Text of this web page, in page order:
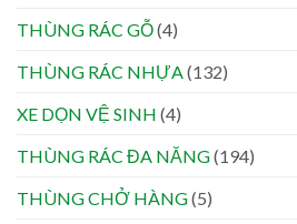
THÙNG RÁC GỖ(4)
THÙNG RÁC NHỰA(132)
XE DỌN VỆ SINH (4)
THÙNG RÁC ĐA NĂNG(194)
THÙNG CHỞ HÀNG(5)